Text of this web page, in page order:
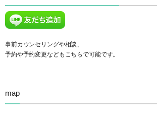
事前カウンセリングや相談、
予約や予約変更などもこちらで可能です。
map